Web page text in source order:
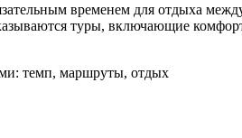
временем для отдыха
туры, включающие